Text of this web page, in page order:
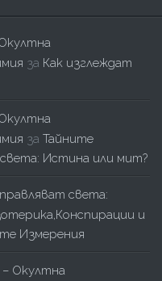
за Как изглеждат
за Тайните
Истина или мит?
света:
и
Измерения
Окултна